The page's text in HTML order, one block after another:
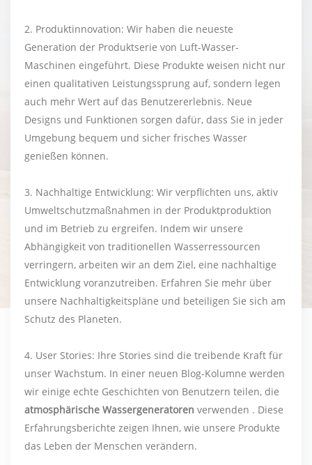
2. Produktinnovation: Wir haben die neueste
Generation der Produktserie von Luft-Wasser-
Maschinen eingeführt. Diese Produkte weisen nicht nur
einen qualitativen Leistungssprung auf, sondern legen
auch mehr Wert auf das Benutzererlebnis. Neue
Designs und Funktionen sorgen dafür, dass Sie in jeder
Umgebung bequem und sicher frisches Wasser
genießen können.
3. Nachhaltige Entwicklung: Wir verpflichten uns, aktiv
Umweltschutzmaßnahmen in der Produktproduktion
und im Betrieb zu ergreifen. Indem wir unsere
Abhängigkeit von traditionellen Wasserressourcen
verringern, arbeiten wir an dem Ziel, eine nachhaltige
Entwicklung voranzutreiben. Erfahren Sie mehr über
unsere Nachhaltigkeitspläne und beteiligen Sie sich am
Schutz des Planeten.
4. User Stories: Ihre Stories sind die treibende Kraft für
unser Wachstum. In einer neuen Blog-Kolumne werden
wir einige echte Geschichten von Benutzern teilen, die
atmosphärische Wassergeneratoren verwenden . Diese
Erfahrungsberichte zeigen Ihnen, wie unsere Produkte
das Leben der Menschen verändern.